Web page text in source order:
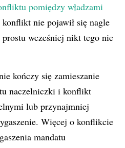
pomiędzy władzami
nie pojawił się nagle
wcześniej nikt tego nie
kończy się zamieszanie
naczelniczki i konflikt
lub przynajmniej
Więcej o konflikcie
mandatu